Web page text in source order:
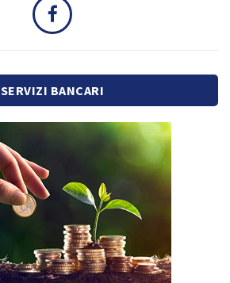
SERVIZI BANCARI